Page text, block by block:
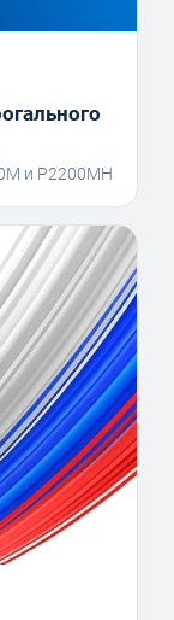
и P2200MH